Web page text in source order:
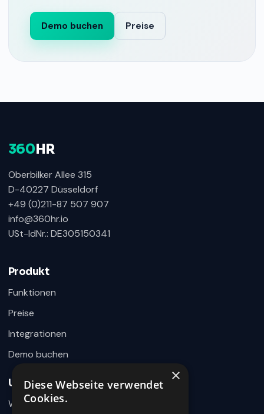
Demo buchen Preise
360 HR
Oberbilker Allee 315
D-40227 Düsseldorf
+49 (0)211-87 507 907
info@360hr.io
USt-IdNr.: DE305150341
Produkt
Funktionen
Preise
Integrationen
Demo buchen
Unternehmen
Warum 360HR
360HR Chat
Wie können wir helfen?
×
Diese Webseite verwendet
Cookies.